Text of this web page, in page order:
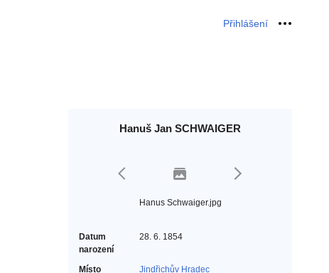
Přihlášení Osobní
Hanuš Jan SCHWAIGER
Hanus Schwaiger.jpg
Datum
narození
28. 6. 1854
Místo
Jindřichův Hradec